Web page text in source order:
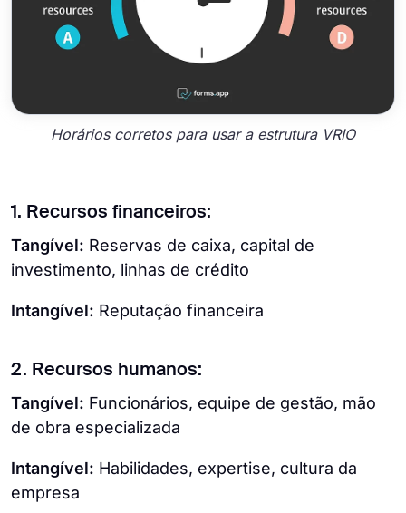
Horários corretos para usar a estrutura VRIO
1. Recursos financeiros:
Tangível: Reservas de caixa, capital de
investimento, linhas de crédito
Intangível: Reputação financeira
2. Recursos humanos:
Tangível: Funcionários, equipe de gestão, mão
de obra especializada
Intangível: Habilidades, expertise, cultura da
empresa